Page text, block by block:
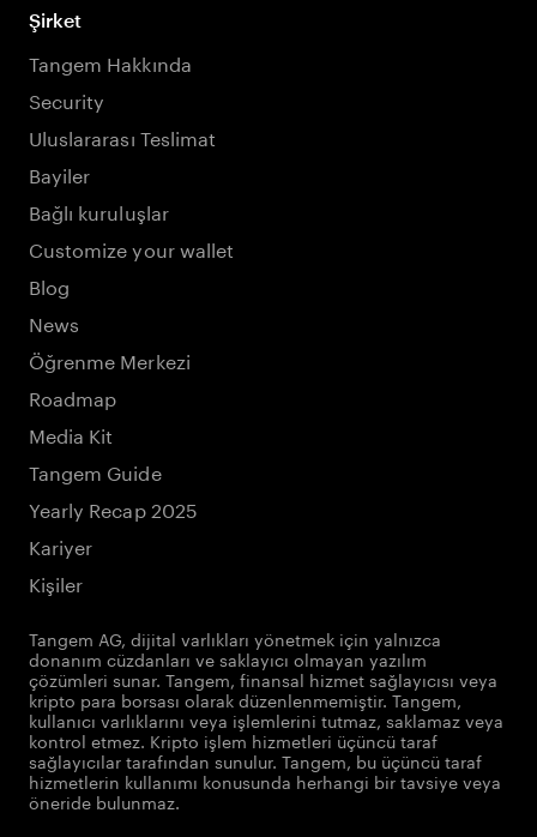
Şirket
Tangem Hakkında
Security
Uluslararası Teslimat
Bayiler
Bağlı kuruluşlar
Customize your wallet
Blog
News
Öğrenme Merkezi
Roadmap
Media Kit
Tangem Guide
Yearly Recap 2025
Kariyer
Kişiler
Tangem AG, dijital varlıkları yönetmek için yalnızca
donanım cüzdanları ve saklayıcı olmayan yazılım
çözümleri sunar. Tangem, finansal hizmet sağlayıcısı veya
kripto para borsası olarak düzenlenmemiştir. Tangem,
kullanıcı varlıklarını veya işlemlerini tutmaz, saklamaz veya
kontrol etmez. Kripto işlem hizmetleri üçüncü taraf
sağlayıcılar tarafından sunulur. Tangem, bu üçüncü taraf
hizmetlerin kullanımı konusunda herhangi bir tavsiye veya
öneride bulunmaz.